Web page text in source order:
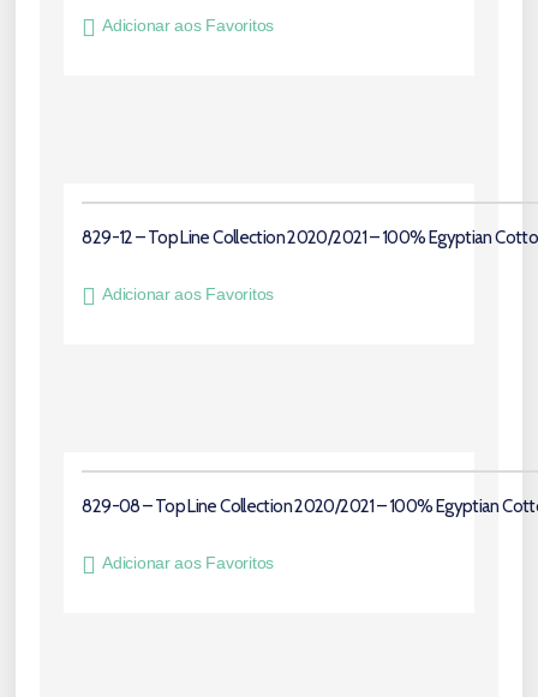
Adicionar aos Favoritos
829-12 – Top Line Collection 2020/2021 – 100% Egyptian
Adicionar aos Favoritos
829-08 – Top Line Collection 2020/2021 – 100% Egyptian
Adicionar aos Favoritos